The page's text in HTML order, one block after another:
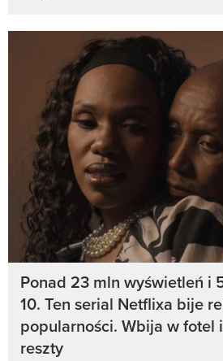
Ponad 23 mln wyświetleń i
10. Ten serial Netflixa bije
popularności. Wbija w fotel
reszty